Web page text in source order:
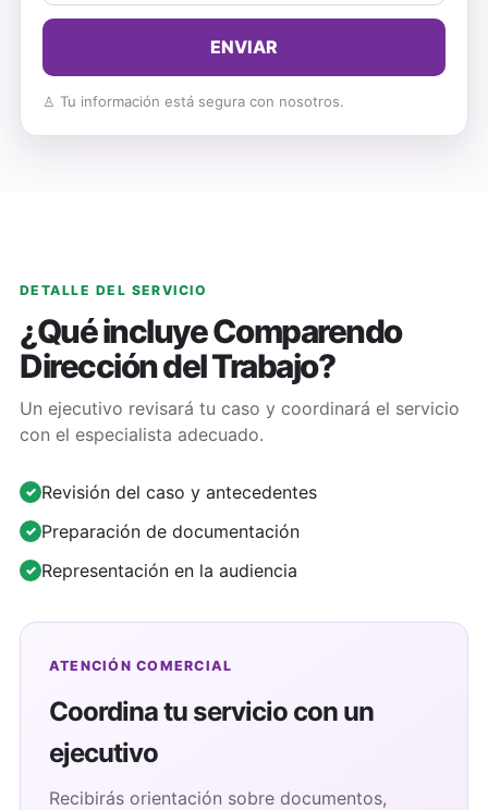
ENVIAR
♙ Tu información está segura con nosotros.
DETALLE DEL SERVICIO
¿Qué incluyeComparendo
Dirección del Trabajo?
Un ejecutivo revisará tu caso y coordinará el servicio
con el especialista adecuado.
Revisión del caso y antecedentes
Preparación de documentación
Representación en la audiencia
ATENCIÓN COMERCIAL
Coordina tu servicio con un
ejecutivo
Recibirás orientación sobre documentos,